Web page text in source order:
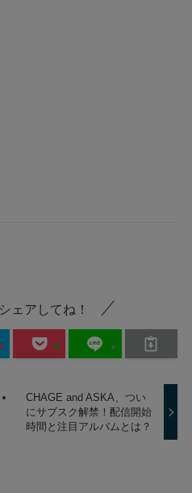
ェアしてね！
CHAGE and ASKA、つい
にサブスク解禁！配信開始
時間と注目アルバムとは？